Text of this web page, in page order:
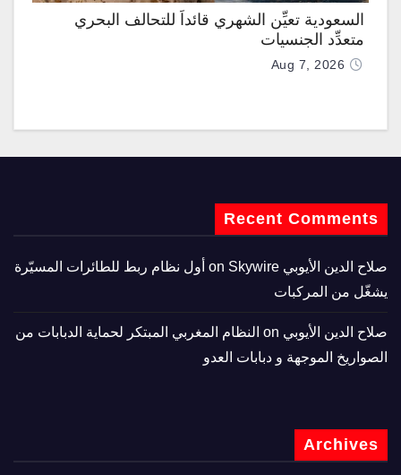
السعودية تعيِّن الشهري قائداً للتحالف البحري
متعدِّد الجنسيات
Aug 7, 2026
Recent Comments
صلاح الدين الأيوبي
Skywire أول نظام ربط للطائرات المسيّرة
يشغّل من المركبات
صلاح الدين الأيوبي
النظام المغربي المبتكر لحماية الدبابات من
الصواريخ الموجهة و دبابات العدو
Archives